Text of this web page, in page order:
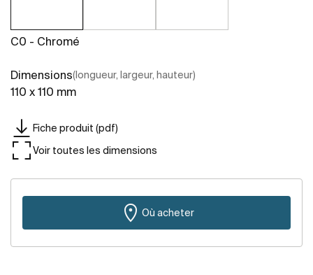
C0 - Chromé
Dimensions(longueur, largeur, hauteur)
110 x 110 mm
Fiche produit (pdf)
Voir toutes les dimensions
Où acheter